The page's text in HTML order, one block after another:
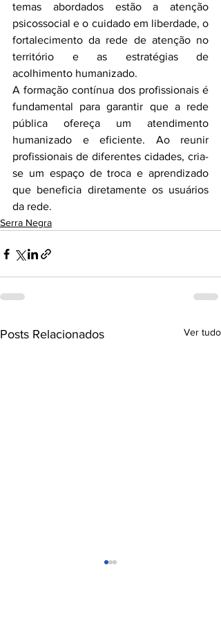
temas abordados estão a atenção
psicossocial e o cuidado em liberdade, o
fortalecimento da rede de atenção no
território e as estratégias de
acolhimento humanizado.
A formação contínua dos profissionais é
fundamental para garantir que a rede
pública ofereça um atendimento
humanizado e eficiente. Ao reunir
profissionais de diferentes cidades, cria-
se um espaço de troca e aprendizado
que beneficia diretamente os usuários
da rede.
Serra Negra
Posts Relacionados Ver tudo